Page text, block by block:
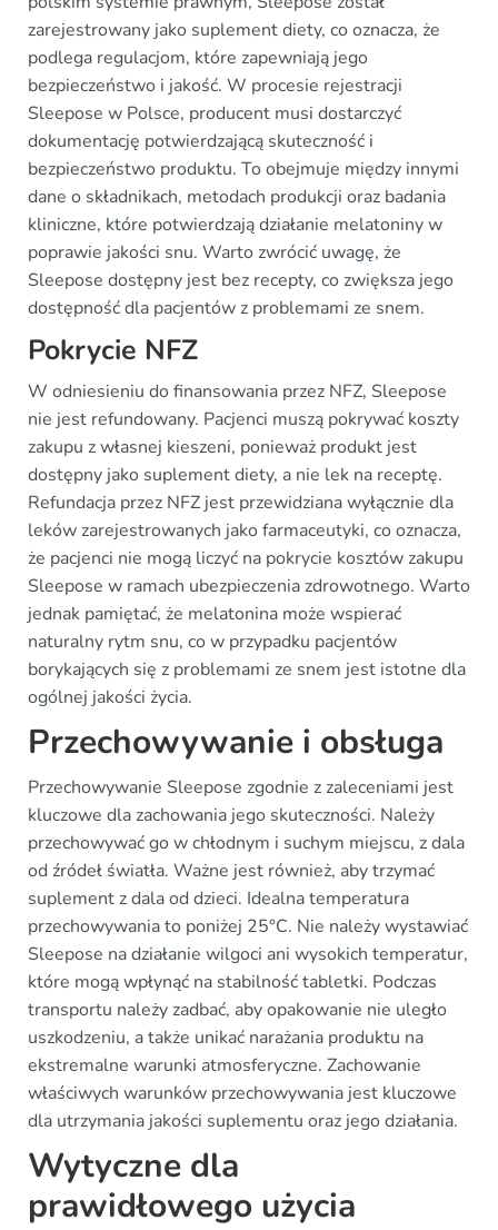
zarejestrowany jako suplement diety, co oznacza, że
podlega regulacjom, które zapewniają jego
bezpieczeństwo i jakość. W procesie rejestracji
Sleepose w Polsce, producent musi dostarczyć
dokumentację potwierdzającą skuteczność i
bezpieczeństwo produktu. To obejmuje między innymi
dane o składnikach, metodach produkcji oraz badania
kliniczne, które potwierdzają działanie melatoniny w
poprawie jakości snu. Warto zwrócić uwagę, że
Sleepose dostępny jest bez recepty, co zwiększa jego
dostępność dla pacjentów z problemami ze snem.
Pokrycie NFZ
W odniesieniu do finansowania przez NFZ, Sleepose
nie jest refundowany. Pacjenci muszą pokrywać koszty
zakupu z własnej kieszeni, ponieważ produkt jest
dostępny jako suplement diety, a nie lek na receptę.
Refundacja przez NFZ jest przewidziana wyłącznie dla
leków zarejestrowanych jako farmaceutyki, co oznacza,
że pacjenci nie mogą liczyć na pokrycie kosztów zakupu
Sleepose w ramach ubezpieczenia zdrowotnego. Warto
jednak pamiętać, że melatonina może wspierać
naturalny rytm snu, co w przypadku pacjentów
borykających się z problemami ze snem jest istotne dla
ogólnej jakości życia.
Przechowywanie i obsługa
Przechowywanie Sleepose zgodnie z zaleceniami jest
kluczowe dla zachowania jego skuteczności. Należy
przechowywać go w chłodnym i suchym miejscu, z dala
od źródeł światła. Ważne jest również, aby trzymać
suplement z dala od dzieci. Idealna temperatura
przechowywania to poniżej 25°C. Nie należy wystawiać
Sleepose na działanie wilgoci ani wysokich temperatur,
które mogą wpłynąć na stabilność tabletki. Podczas
transportu należy zadbać, aby opakowanie nie uległo
uszkodzeniu, a także unikać narażania produktu na
ekstremalne warunki atmosferyczne. Zachowanie
właściwych warunków przechowywania jest kluczowe
dla utrzymania jakości suplementu oraz jego działania.
Wytyczne dla
prawidłowego użycia